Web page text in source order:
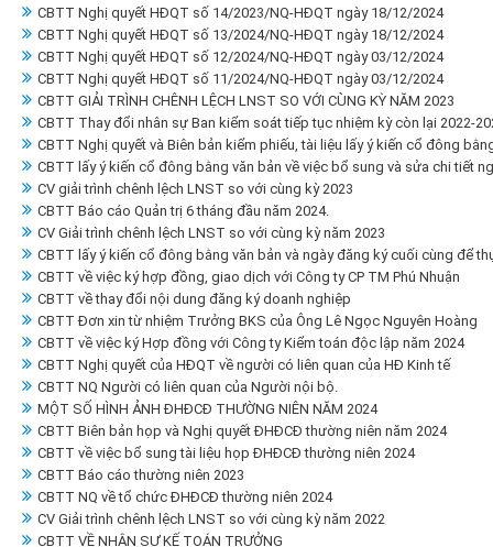
CBTT Nghị quyết HĐQT số 14/2023/NQ-HĐQT ngày 18/12/2024
CBTT Nghị quyết HĐQT số 13/2024/NQ-HĐQT ngày 18/12/2024
CBTT Nghị quyết HĐQT số 12/2024/NQ-HĐQT ngày 03/12/2024
CBTT Nghị quyết HĐQT số 11/2024/NQ-HĐQT ngày 03/12/2024
CBTT GIẢI TRÌNH CHÊNH LỆCH LNST SO VỚI CÙNG KỲ NĂM 2023
CBTT Thay đổi nhân sự Ban kiểm soát tiếp tục nhiệm kỳ còn lại 2022-
CBTT Nghị quyết và Biên bản kiểm phiếu, tài liệu lấy ý kiến cổ đông
CBTT lấy ý kiến cổ đông bằng văn bản về việc bổ sung và sửa chi tiết
CV giải trình chênh lệch LNST so với cùng kỳ 2023
CBTT Báo cáo Quản trị 6 tháng đầu năm 2024.
CV Giải trình chênh lệch LNST so với cùng kỳ năm 2023
CBTT lấy ý kiến cổ đông bằng văn bản và ngày đăng ký cuối cùng để
CBTT về việc ký hợp đồng, giao dịch với Công ty CP TM Phú Nhuận
CBTT về thay đổi nội dung đăng ký doanh nghiệp
CBTT Đơn xin từ nhiệm Trưởng BKS của Ông Lê Ngọc Nguyên Hoàng
CBTT về việc ký Hợp đồng với Công ty Kiểm toán độc lập năm 2024
CBTT Nghị quyết của HĐQT về người có liên quan của HĐ Kinh tế
CBTT NQ Người có liên quan của Người nội bộ.
MỘT SỐ HÌNH ẢNH ĐHĐCĐ THƯỜNG NIÊN NĂM 2024
CBTT Biên bản họp và Nghị quyết ĐHĐCĐ thường niên năm 2024
CBTT về việc bổ sung tài liệu họp ĐHĐCĐ thường niên 2024
CBTT Báo cáo thường niên 2023
CBTT NQ về tổ chức ĐHĐCĐ thường niên 2024
CV Giải trình chênh lệch LNST so với cùng kỳ năm 2022
CBTT VỀ NHÂN SỰ KẾ TOÁN TRƯỞNG